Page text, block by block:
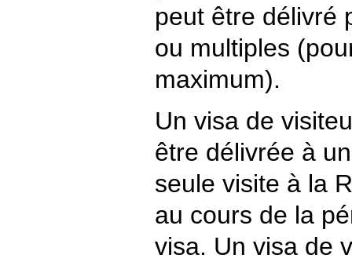
peut être délivré
ou multiples
maximum).
Un visa de
être délivrée à
seule visite à la
au cours de la
visa. Un visa de